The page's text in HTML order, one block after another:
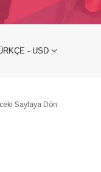
- USD
Sayfaya Dön